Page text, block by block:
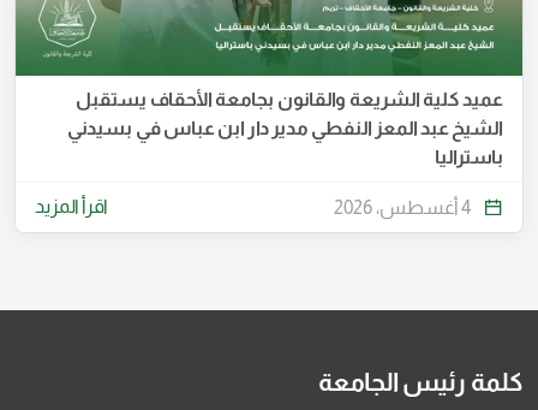
عميد كلية الشريعة والقانون بجامعة الأحقاف يستقبل
الشيخ عبد المعز النفطي مدير دار ابن عباس في بسيدني
باستراليا
4 أغسطس، 2026 اقرأ المزيد
كلمة رئيس الجامعة